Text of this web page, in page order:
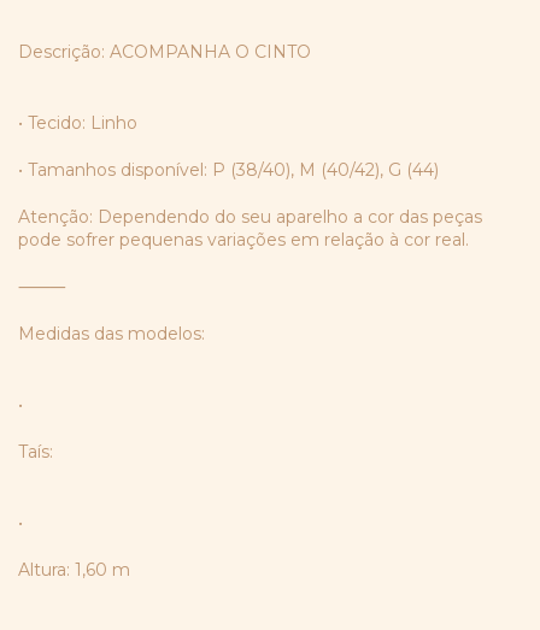
Descrição: ACOMPANHA O CINTO
• Tecido: Linho
• Tamanhos disponível: P (38/40), M (40/42), G (44)
Atenção: Dependendo do seu aparelho a cor das peças
pode sofrer pequenas variações em relação à cor real.
⸻
Medidas das modelos:
•
Taís:
•
Altura: 1,60 m